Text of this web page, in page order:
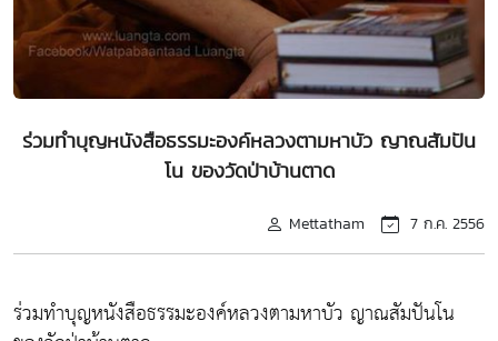
ร่วมทำบุญหนังสือธรรมะองค์หลวงตามหาบัว ญาณสัมปัน
โน ของวัดป่าบ้านตาด
Mettatham 7 ก.ค. 2556
ร่วมทำบุญหนังสือธรรมะองค์หลวงตามหาบัว ญาณสัมปันโน